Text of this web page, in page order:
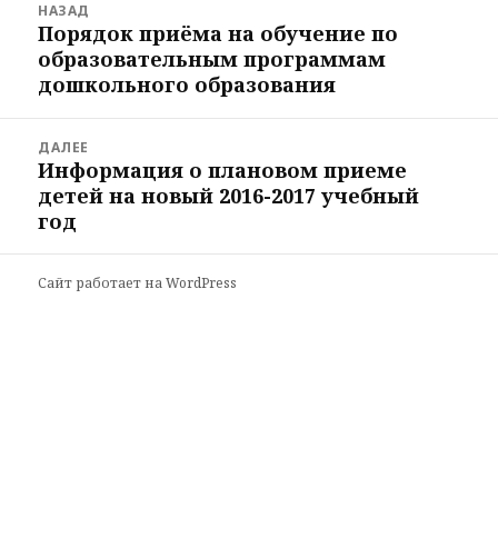
записям
НАЗАД
Предыдущая
запись:
Порядок приёма на обучение по
образовательным программам
дошкольного образования
ДАЛЕЕ
Следующая
запись:
Информация о плановом приеме
детей на новый 2016-2017 учебный
год
Сайт работает на WordPress